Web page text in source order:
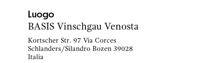
Luogo
BASIS Vinschgau Venosta
Kortscher Str. 97 Via Corces
Schlanders/Silandro Bozen 39028
Italia